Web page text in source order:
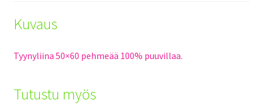
Kuvaus
Tyynyliina 50×60 pehmeää 100% puuvillaa.
Tutustu myös